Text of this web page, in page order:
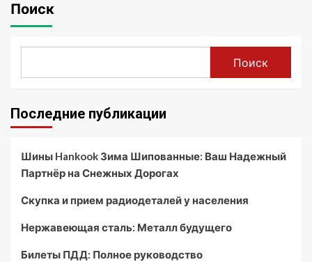
Поиск
Поиск
Последние публикации
Шины Hankook Зима Шипованные: Ваш Надежный
Партнёр на Снежных Дорогах
Скупка и прием радиодеталей у населения
Нержавеющая сталь: Металл будущего
Билеты ПДД: Полное руководство